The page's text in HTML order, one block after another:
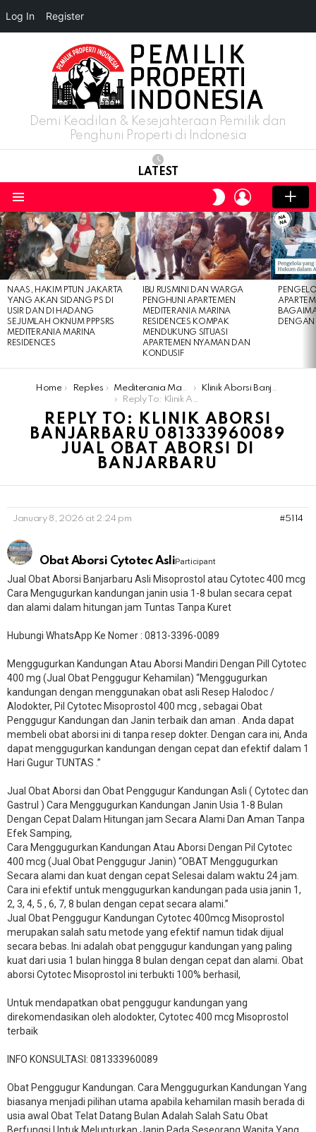
Demi Keadilan & Kesejahteraan Pemilik dan
Penghuni Properti di Indonesia
LATEST
SWITCH
SKIN
LOGIN
LATEST
STORIES
NAAS, HAKIM PTUN JAKARTA
YANG AKAN SIDANG PS DI
USIR DAN DI HADANG
SEJUMLAH OKNUM PPPSRS
MEDITERANIA MARINA
RESIDENCES
IBU RUSMINI DAN WARGA
PENGHUNI APARTEMEN
MEDITERANIA MARINA
RESIDENCES KOMPAK
MENDUKUNG SITUASI
APARTEMEN NYAMAN DAN
KONDUSIF
DENGAN
You are here:
Home Replies Mediterania Marina Residences
Klinik Aborsi Banjarbaru 081333960089 Jual Obat Aborsi Di Banjarbaru
Reply To: Klinik Aborsi Banjarbaru 081333960089 Jual Obat Aborsi Di Banjarbaru
REPLY TO: KLINIK ABORSI
BANJARBARU 081333960089
JUAL OBAT ABORSI DI
BANJARBARU
January 8, 2026 at 2:24 pm #5114
Obat Aborsi Cytotec AsliParticipant
Jual Obat Aborsi Banjarbaru Asli Misoprostol atau Cytotec 400 mcg
Cara Mengugurkan kandungan janin usia 1-8 bulan secara cepat
dan alami dalam hitungan jam Tuntas Tanpa Kuret
Hubungi WhatsApp Ke Nomer : 0813-3396-0089​
Menggugurkan Kandungan Atau Aborsi Mandiri Dengan Pill Cytotec
400 mg (Jual Obat Penggugur Kehamilan) “Menggugurkan
kandungan dengan menggunakan obat asli Resep Halodoc /
Alodokter, Pil Cytotec Misoprostol 400 mcg , sebagai Obat
Penggugur Kandungan dan Janin terbaik dan aman . Anda dapat
membeli obat aborsi ini di tanpa resep dokter. Dengan cara ini, Anda
dapat menggugurkan kandungan dengan cepat dan efektif dalam 1
Hari Gugur TUNTAS .”
Jual Obat Aborsi dan Obat Penggugur Kandungan Asli ( Cytotec dan
Gastrul ) Cara Menggugurkan Kandungan Janin Usia 1-8 Bulan
Dengan Cepat Dalam Hitungan jam Secara Alami Dan Aman Tanpa
Efek Samping,
Cara Menggugurkan Kandungan Atau Aborsi Dengan Pil Cytotec
400 mcg (Jual Obat Penggugur Janin) “OBAT Menggugurkan
Secara alami dan kuat dengan cepat Selesai dalam waktu 24 jam.
Cara ini efektif untuk menggugurkan kandungan pada usia janin 1,
2, 3, 4, 5 , 6, 7, 8 bulan dengan cepat secara alami.”
Jual Obat Penggugur Kandungan Cytotec 400mcg Misoprostol
merupakan salah satu metode yang efektif namun tidak dijual
secara bebas. Ini adalah obat penggugur kandungan yang paling
kuat dari usia 1 bulan hingga 8 bulan dengan cepat dan alami. Obat
aborsi Cytotec Misoprostol ini terbukti 100% berhasil,
Untuk mendapatkan obat penggugur kandungan yang
direkomendasikan oleh alodokter, Cytotec 400 mcg Misoprostol
terbaik
INFO KONSULTASI: 081333960089
​Obat Penggugur Kandungan. Cara Menggugurkan Kandungan Yang
biasanya menjadi pilihan utama apabila kehamilan masih berada di
usia awal Obat Telat Datang Bulan Adalah Salah Satu Obat
Log In Register